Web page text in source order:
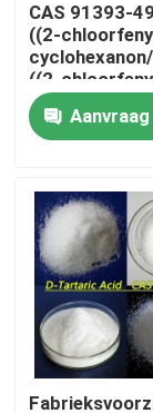
Vraag een
Dagelijkse
fijne
CAS 91393-
((2-
((2-